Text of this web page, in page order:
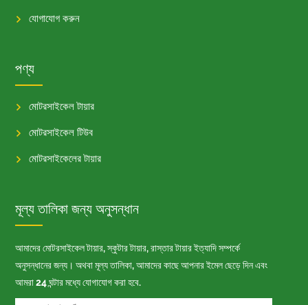
যোগাযোগ করুন
পণ্য
মোটরসাইকেল টায়ার
মোটরসাইকেল টিউব
মোটরসাইকেলের টায়ার
মূল্য তালিকা জন্য অনুসন্ধান
আমাদের মোটরসাইকেল টায়ার, স্কুটার টায়ার, রাস্তার টায়ার ইত্যাদি সম্পর্কে
অনুসন্ধানের জন্য। অথবা মূল্য তালিকা, আমাদের কাছে আপনার ইমেল ছেড়ে দিন এবং
আমরা 24 ঘন্টার মধ্যে যোগাযোগ করা হবে.